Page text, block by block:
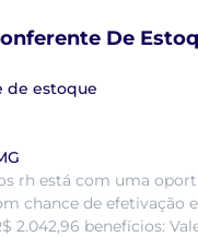
De
de estoque
rh está com uma
chance de efetivação
2.042,96 benefícios: